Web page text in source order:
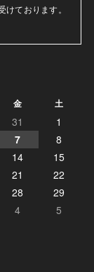
ております。
金 土
31
1
7
8
14
15
21
22
28
29
4 5